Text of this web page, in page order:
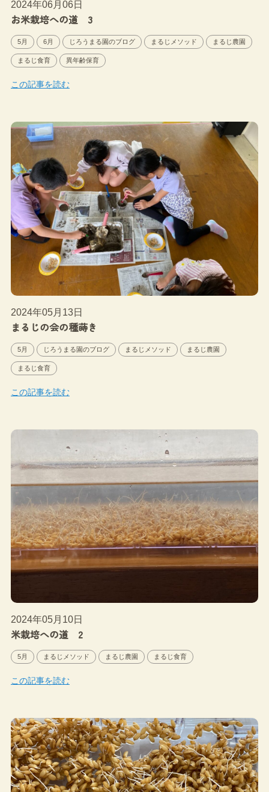
2024年06月06日
お米栽培への道 3
5月 6月 じろうまる園のブログ まるじメソッド まるじ農園
まるじ食育 異年齢保育
この記事を読む
2024年05月13日
まるじの会の種蒔き
5月 じろうまる園のブログ まるじメソッド まるじ農園
まるじ食育
この記事を読む
2024年05月10日
米栽培への道 2
5月 まるじメソッド まるじ農園 まるじ食育
この記事を読む